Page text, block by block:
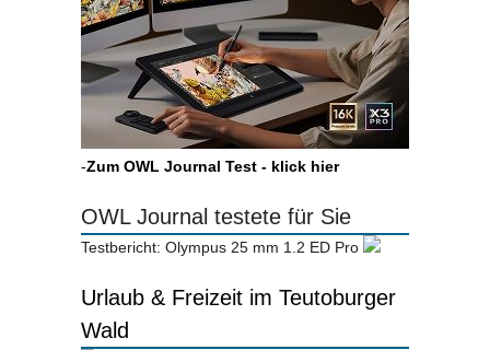
-Zum OWL Journal Test - klick hier
OWL Journal testete für Sie
Testbericht: Olympus 25 mm 1.2 ED Pro
Urlaub & Freizeit im Teutoburger
Wald